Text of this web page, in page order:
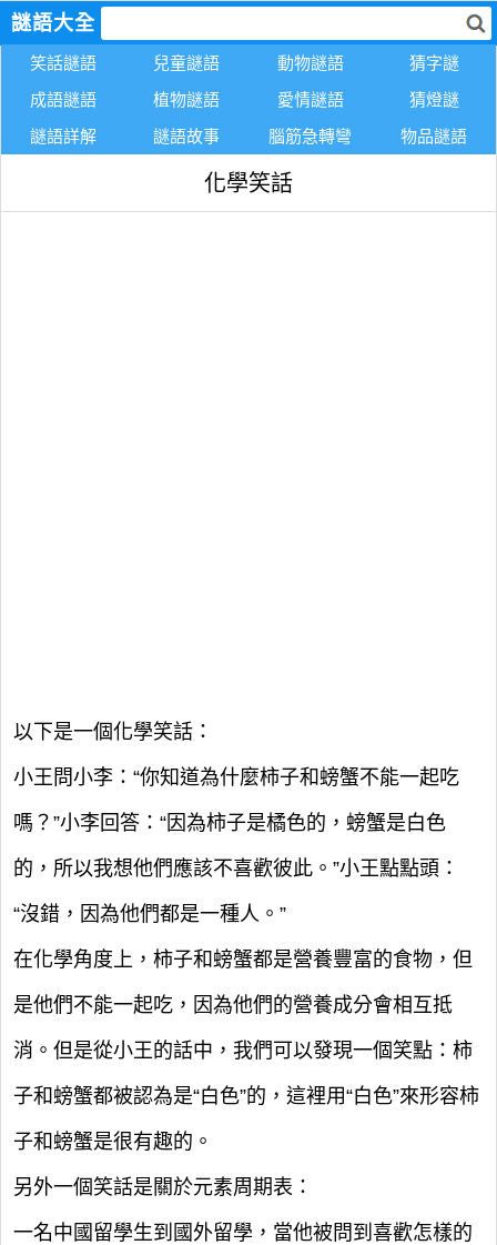
謎語大全
笑話謎語 兒童謎語 動物謎語
猜字謎
成語謎語
植物謎語 愛情謎語
猜燈謎
謎語詳解
謎語故事 腦筋急轉彎 物品謎語
化學笑話
以下是一個化學笑話：
小王問小李：“你知道為什麼柿子和螃蟹不能一起吃
嗎？”小李回答：“因為柿子是橘色的，螃蟹是白色
的，所以我想他們應該不喜歡彼此。”小王點點頭：
“沒錯，因為他們都是一種人。”
在化學角度上，柿子和螃蟹都是營養豐富的食物，但
是他們不能一起吃，因為他們的營養成分會相互抵
消。但是從小王的話中，我們可以發現一個笑點：柿
子和螃蟹都被認為是“白色”的，這裡用“白色”來形容柿
子和螃蟹是很有趣的。
另外一個笑話是關於元素周期表：
一名中國留學生到國外留學，當他被問到喜歡怎樣的